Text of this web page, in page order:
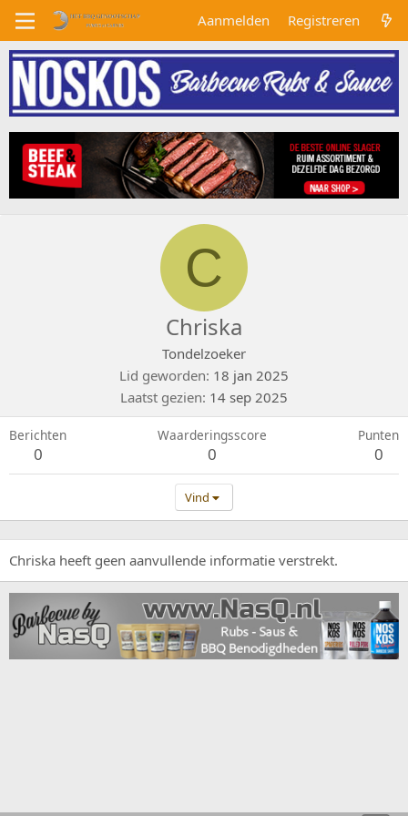
Aanmelden Registreren
C
Chriska
Tondelzoeker
Lid geworden 18 jan 2025
Laatst gezien 14 sep 2025
Berichten
0
Waarderingsscore
0
Punten
0
Vind
Chriska heeft geen aanvullende informatie verstrekt.